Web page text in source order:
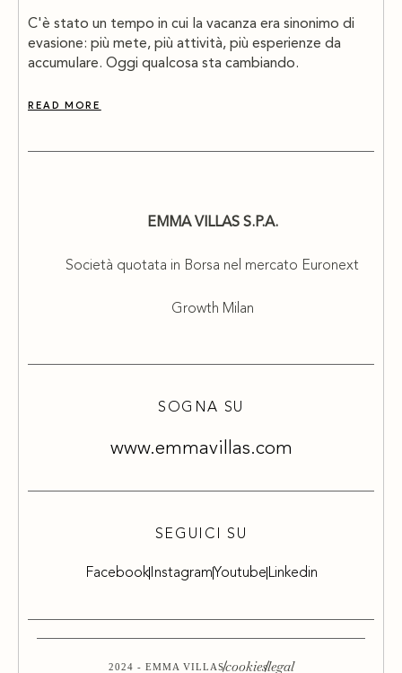
C'è stato un tempo in cui la vacanza era sinonimo di
evasione: più mete, più attività, più esperienze da
accumulare. Oggi qualcosa sta cambiando.
READ MORE
EMMA VILLAS S.P.A.
Società quotata in Borsa nel mercato Euronext
Growth Milan
SOGNA SU
www.emmavillas.com
SEGUICI SU
Facebook InstagramYoutube Linkedin
2024 - EMMA VILLAScookieslegal